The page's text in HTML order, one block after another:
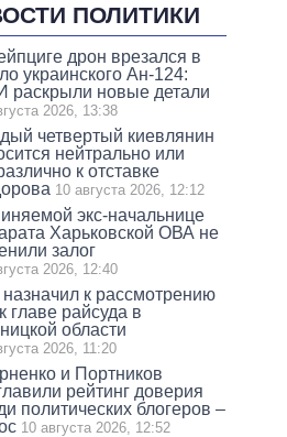
ПОЛИТИКИ
дрон врезался в
украинского Ан-124:
раскрыли новые детали
2026, 13:38
четвертый киевлянин
нейтрально или
к отставке
10 августа 2026, 12:12
экс-начальнице
Харьковской ОВА не
залог
2026, 12:40
к рассмотрению
главе райсуда в
области
2026, 11:20
и Портников
рейтинг доверия
политических блогеров –
10 августа 2026, 12:52